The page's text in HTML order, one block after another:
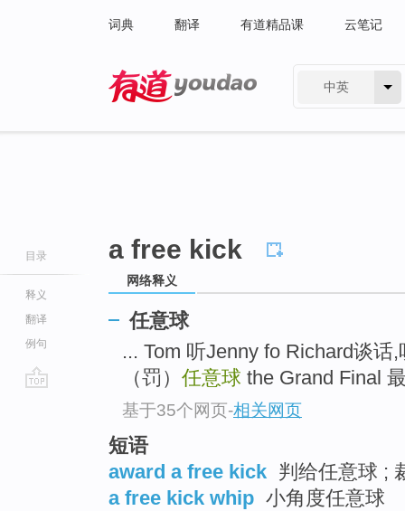
词典 翻译 有道精品课 云笔记
中英
目录
释义
翻译
例句
a free kick
网络释义
任意球
... Tom 听Jenny fo Richard谈
（罚） 任意球 the Grand Final
基于35个网页-相关网页
短语
award a free kick 判给任意球 ;
a free kick whip 小角度任意球